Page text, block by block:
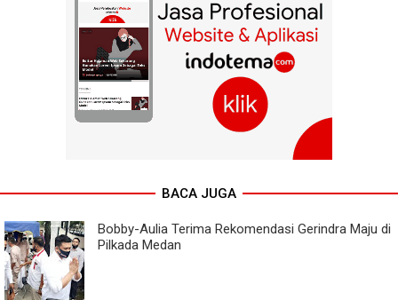
BACA JUGA
Bobby-Aulia Terima Rekomendasi Gerindra Maju di
Pilkada Medan